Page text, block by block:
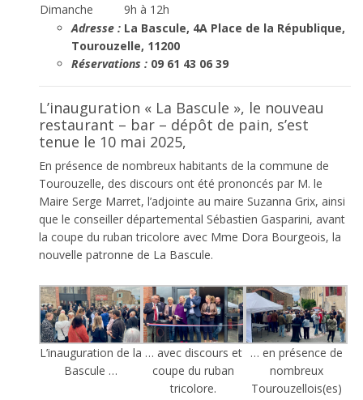
Dimanche
9h à 12h
Adresse : La Bascule, 4A Place de la République,
Tourouzelle, 11200
Réservations : 09 61 43 06 39
L’inauguration « La Bascule », le nouveau
restaurant – bar – dépôt de pain, s’est
tenue le 10 mai 2025,
En présence de nombreux habitants de la commune de
Tourouzelle, des discours ont été prononcés par M. le
Maire Serge Marret, l’adjointe au maire Suzanna Grix, ainsi
que le conseiller départemental Sébastien Gasparini, avant
la coupe du ruban tricolore avec Mme Dora Bourgeois, la
nouvelle patronne de La Bascule.
L’inauguration de la
Bascule …
… avec discours et
coupe du ruban
tricolore.
… en présence de
nombreux
Tourouzellois(es)